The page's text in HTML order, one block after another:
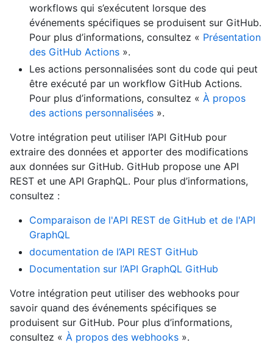
workflows qui s’exécutent lorsque des
événements spécifiques se produisent sur GitHub.
Pour plus d’informations, consultez « Présentation
des GitHub Actions ».
Les actions personnalisées sont du code qui peut
être exécuté par un workflow GitHub Actions.
Pour plus d’informations, consultez « À propos
des actions personnalisées ».
Votre intégration peut utiliser l’API GitHub pour
extraire des données et apporter des modifications
aux données sur GitHub. GitHub propose une API
REST et une API GraphQL. Pour plus d’informations,
consultez :
Comparaison de l'API REST de GitHub et de l'API
GraphQL
documentation de l’API REST GitHub
Documentation sur l’API GraphQL GitHub
Votre intégration peut utiliser des webhooks pour
savoir quand des événements spécifiques se
produisent sur GitHub. Pour plus d’informations,
consultez « À propos des webhooks ».